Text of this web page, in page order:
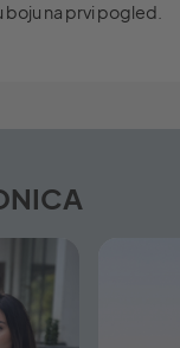
boju na prvi pogled.